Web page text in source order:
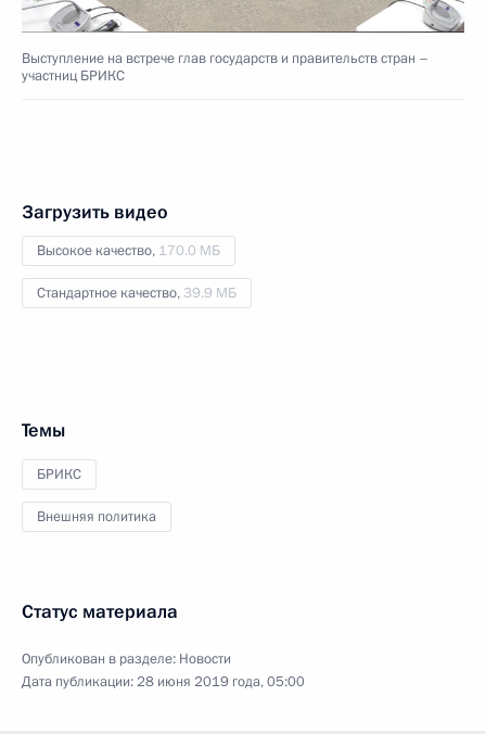
Выступление на встрече глав государств и правительств стран –
участниц БРИКС
Загрузить видео
Высокое качество, 170.0 МБ
Стандартное качество, 39.9 МБ
Темы
БРИКС
Внешняя политика
Статус материала
Опубликован в разделе: Новости
Дата публикации:28 июня 2019 года, 05:00